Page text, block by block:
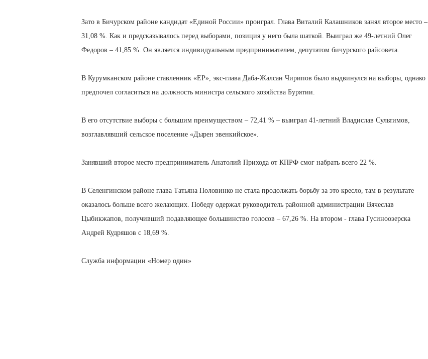
Зато в Бичурском районе кандидат «Единой России» проиграл. Глава Виталий Калашников занял второе место –
31,08 %. Как и предсказывалось перед выборами, позиция у него была шаткой. Выиграл же 49-летний Олег
Федоров – 41,85 %. Он является индивидуальным предпринимателем, депутатом бичурского райсовета.
В Курумканском районе ставленник «ЕР», экс-глава Даба-Жалсан Чирипов было выдвинулся на выборы, однако
предпочел согласиться на должность министра сельского хозяйства Бурятии.
В его отсутствие выборы с большим преимуществом – 72,41 % – выиграл 41-летний Владислав Сультимов,
возглавлявший сельское поселение «Дырен эвенкийское».
Занявший второе место предприниматель Анатолий Прихода от КПРФ смог набрать всего 22 %.
В Селенгинском районе глава Татьяна Половинко не стала продолжать борьбу за это кресло, там в результате
оказалось больше всего желающих. Победу одержал руководитель районной администрации Вячеслав
Цыбикжапов, получивший подавляющее большинство голосов – 67,26 %. На втором - глава Гусиноозерска
Андрей Кудряшов с 18,69 %.
Служба информации «Номер один»